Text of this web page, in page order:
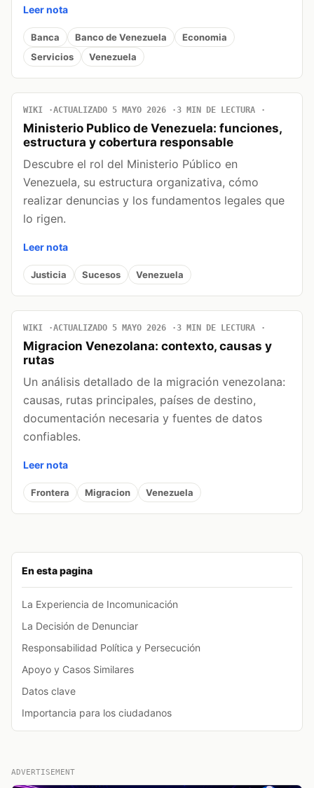
En esta pagina
La Experiencia de Incomunicación
La Decisión de Denunciar
Responsabilidad Política y Persecución
Apoyo y Casos Similares
Datos clave
Importancia para los ciudadanos
Leer nota
Banca Banco de Venezuela
Economia
Servicios
Venezuela
WIKI ACTUALIZADO 5 MAYO 2026 3 MIN DE LECTURA
Ministerio Publico de Venezuela: funciones,
estructura y cobertura responsable
Descubre el rol del Ministerio Público en
Venezuela, su estructura organizativa, cómo
realizar denuncias y los fundamentos legales que
lo rigen.
Leer nota
Justicia Sucesos Venezuela
WIKI ACTUALIZADO 5 MAYO 2026 3 MIN DE LECTURA
Migracion Venezolana: contexto, causas y
rutas
Un análisis detallado de la migración venezolana:
causas, rutas principales, países de destino,
documentación necesaria y fuentes de datos
confiables.
Leer nota
Frontera Migracion Venezuela
ADVERTISEMENT